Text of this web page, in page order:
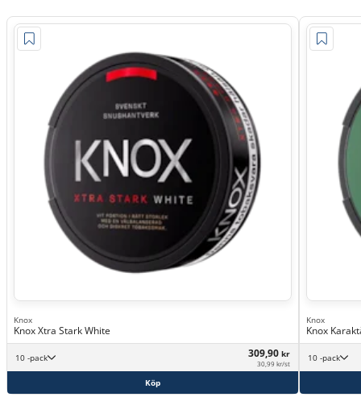
Knox
Knox Xtra Stark White
10 -pack 309,90 kr
30,99 kr/st
Köp
Knox
Knox
10 -pack